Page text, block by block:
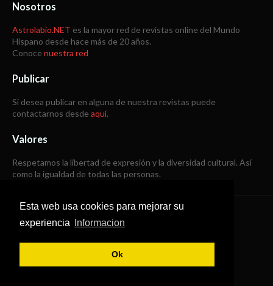
Esta web usa cookies para mejorar su
experiencia
Informacion
Ok
Nosotros
Astrolabio.NET es la mayor red de revistas online del Mundo
Hispano desde hace más de 20 años.
Conoce nuestra red
Publicar
Si desea publicar en alguna de nuestra revistas puede
contactarnos desde aquí.
Valores
Respetamos la libertad de expresión y la diversidad cultural. Así
como la igualdad de todas las personas.
Copyright © 1998 -